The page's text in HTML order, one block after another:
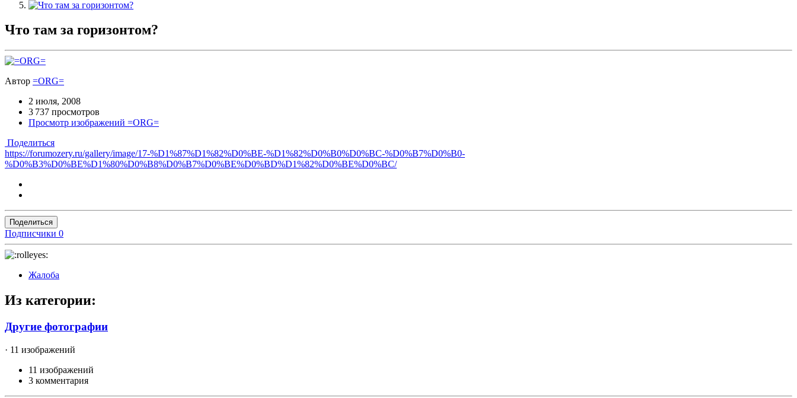
Что там за горизонтом?
Автор =ORG=
2 июля, 2008
3 737 просмотров
Просмотр изображений =ORG=
Поделиться
https://forumozery.ru/gallery/image/17-%D1%87%D1%82%D0%BE-%D1%82%D0%B0%D0%BC-%D0%B7%D0%B0-
%D0%B3%D0%BE%D1%80%D0%B8%D0%B7%D0%BE%D0%BD%D1%82%D0%BE%D0%BC/
Поделиться
Подписчики 0
Жалоба
Из категории:
Другие фотографии
· 11 изображений
11 изображений
3 комментария